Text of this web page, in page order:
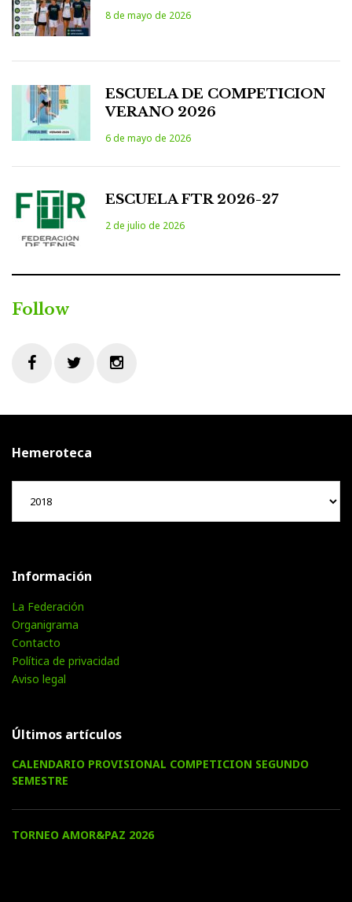
8 de mayo de 2026
ESCUELA DE COMPETICION
VERANO 2026
6 de mayo de 2026
ESCUELA FTR 2026-27
2 de julio de 2026
Follow
Hemeroteca
Hemeroteca
Información
La Federación
Organigrama
Contacto
Política de privacidad
Aviso legal
Últimos artículos
CALENDARIO PROVISIONAL COMPETICION SEGUNDO
SEMESTRE
TORNEO AMOR&PAZ 2026